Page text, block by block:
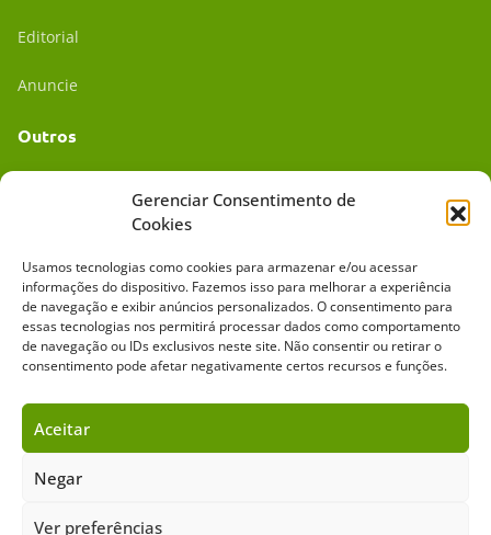
Gerenciar Consentimento de
Cookies
Usamos tecnologias como cookies para armazenar e/ou acessar
informações do dispositivo. Fazemos isso para melhorar a experiência
de navegação e exibir anúncios personalizados. O consentimento para
essas tecnologias nos permitirá processar dados como comportamento
de navegação ou IDs exclusivos neste site. Não consentir ou retirar o
consentimento pode afetar negativamente certos recursos e funções.
Aceitar
Negar
Ver preferências
Editorial
Anuncie
Outros
Mídia Kit
Sobre o Cavalus Leilões Anuncie
Copyright ©️ 2026 • Grupo Cavalus de Comunicação. Todos os direitos